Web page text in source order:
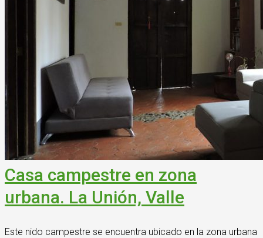
Casa campestre en zona
urbana. La Unión, Valle
Este nido campestre se encuentra ubicado en la zona urbana